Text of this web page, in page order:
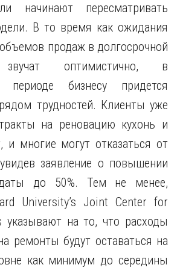
начинают пересматривать
В то время как ожидания
продаж в долгосрочной
звучат оптимистично, в
периоде бизнесу придется
трудностей. Клиенты уже
на реновацию кухонь и
и многие могут отказаться от
заявление о повышении
до 50%. Тем не менее,
University’s Joint Center for
указывают на то, что расходы
ремонты будут оставаться на
как минимум до середины